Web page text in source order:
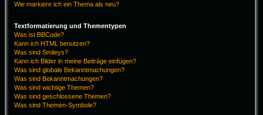
Wie markiere ich ein Thema als neu?
Textformatierung und Thementypen
Was ist BBCode?
Kann ich HTML benutzen?
Was sind Smileys?
Kann ich Bilder in meine Beiträge einfügen?
Was sind globale Bekanntmachungen?
Was sind Bekanntmachungen?
Was sind wichtige Themen?
Was sind geschlossene Themen?
Was sind Themen-Symbole?